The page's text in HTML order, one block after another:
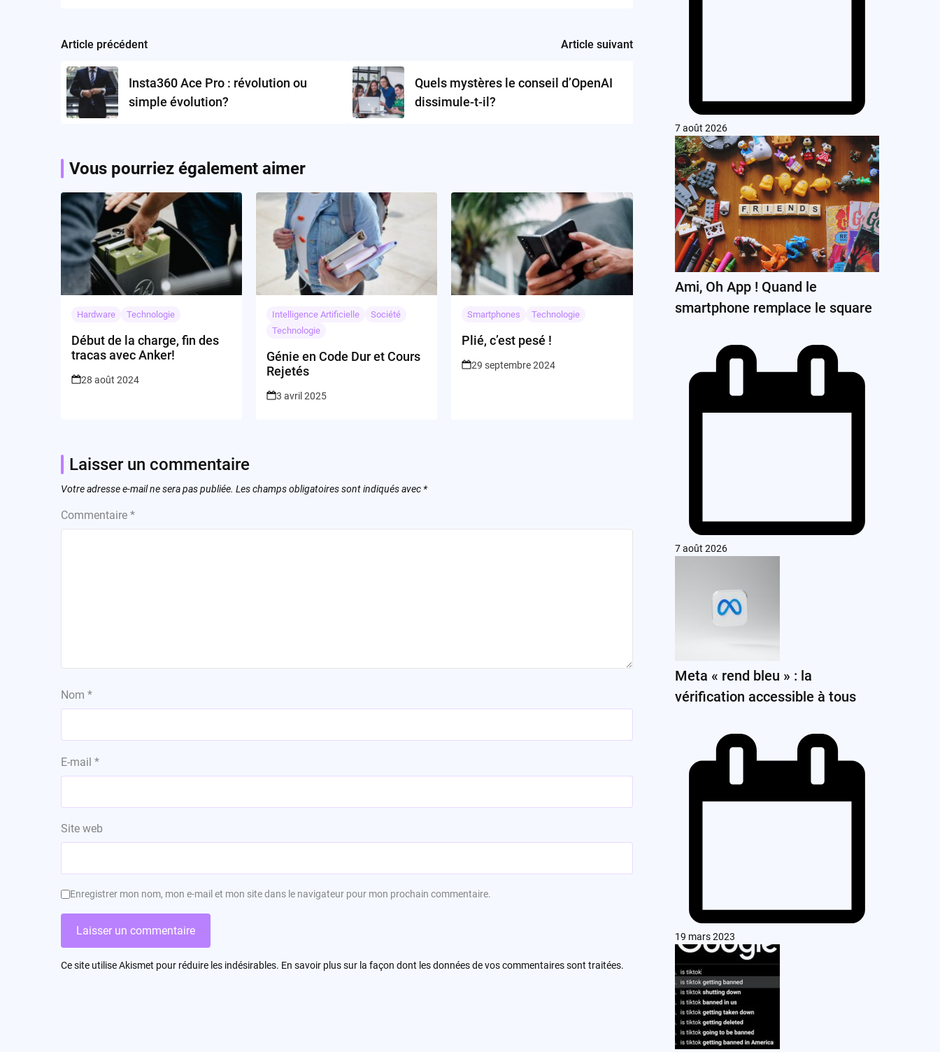
Post
navigation
Article précédent
Insta360 Ace Pro : révolution ou
simple évolution?
Article suivant
Quels mystères le conseil d’OpenAI
dissimule-t-il?
Vous pourriez également aimer
Hardware Technologie
Début de la charge, fin des
tracas avec Anker!
28 août 2024
Intelligence Artificielle
Société
Technologie
Génie en Code Dur et Cours
Rejetés
3 avril 2025
Smartphones Technologie
Plié, c’est pesé !
29 septembre 2024
Laisser un commentaire
Votre adresse e-mail ne sera pas publiée. Les champs obligatoires sont indiqués avec *
Commentaire *
Nom *
E-mail *
Site web
Enregistrer mon nom, mon e-mail et mon site dans le navigateur pour mon prochain commentaire.
Ce site utilise Akismet pour réduire les indésirables. En savoir plus sur la façon dont les données de vos commentaires sont traitées.
7 août 2026
Ami, Oh App ! Quand le
smartphone remplace le square
7 août 2026
Meta « rend bleu » : la
vérification accessible à tous
19 mars 2023